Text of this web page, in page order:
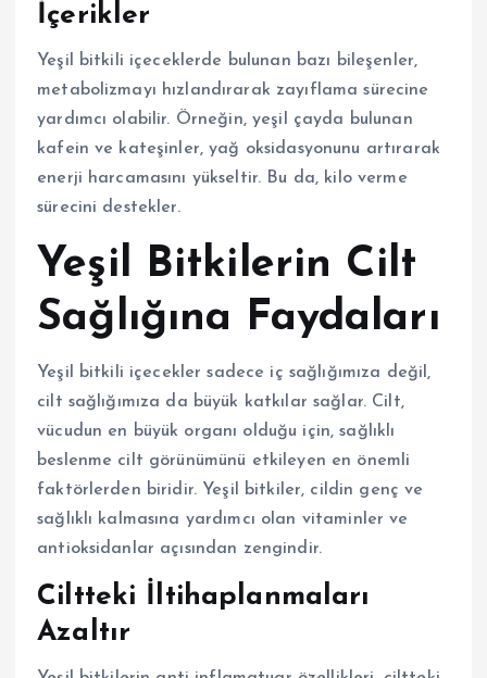
İçerikler
Yeşil bitkili içeceklerde bulunan bazı bileşenler,
metabolizmayı hızlandırarak zayıflama sürecine
yardımcı olabilir. Örneğin, yeşil çayda bulunan
kafein ve kateşinler, yağ oksidasyonunu artırarak
enerji harcamasını yükseltir. Bu da, kilo verme
sürecini destekler.
Yeşil Bitkilerin Cilt
Sağlığına Faydaları
Yeşil bitkili içecekler sadece iç sağlığımıza değil,
cilt sağlığımıza da büyük katkılar sağlar. Cilt,
vücudun en büyük organı olduğu için, sağlıklı
beslenme cilt görünümünü etkileyen en önemli
faktörlerden biridir. Yeşil bitkiler, cildin genç ve
sağlıklı kalmasına yardımcı olan vitaminler ve
antioksidanlar açısından zengindir.
Ciltteki İltihaplanmaları
Azaltır